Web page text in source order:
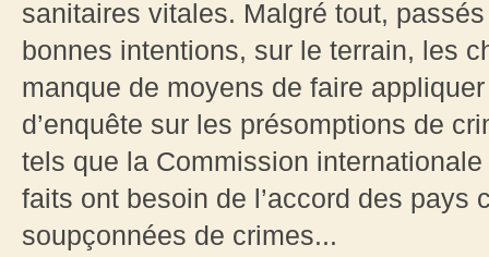
sanitaires vitales. Malgré tout,
bonnes intentions, sur le terrain, les
manque de moyens de faire
d’enquête sur les présomptions de
tels que la Commission
faits ont besoin de l’accord des pays
soupçonnées de crimes...